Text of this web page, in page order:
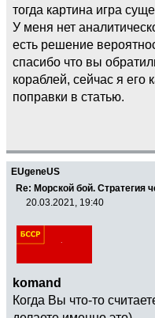
тогда картина игра
У меня нет
есть решение
спасибо что вы
кораблей, сейчас я его
поправки в статью.
EUgeneUS
Re: Морской бой. Стратегия
20.03.2021, 19:40
komand
Когда Вы что-то